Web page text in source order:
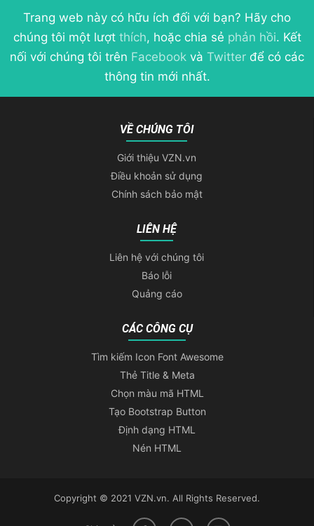
Trang web này có hữu ích đối với bạn? Hãy cho
chúng tôi một lượt thích, hoặc chia sẻ phản hồi. Kết
nối với chúng tôi trên Facebook và Twitter để có các
thông tin mới nhất.
VỀ CHÚNG TÔI
Giới thiệu VZN.vn
Điều khoản sử dụng
Chính sách bảo mật
LIÊN HỆ
Liên hệ với chúng tôi
Báo lỗi
Quảng cáo
CÁC CÔNG CỤ
Tìm kiếm Icon Font Awesome
Thẻ Title & Meta
Chọn màu mã HTML
Tạo Bootstrap Button
Định dạng HTML
Nén HTML
Copyright © 2021 VZN.vn. All Rights Reserved.